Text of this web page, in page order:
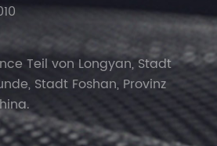
Teil von Longyan, Stadt
Stadt Foshan, Provinz